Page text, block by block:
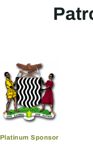
Platinum Sponsor